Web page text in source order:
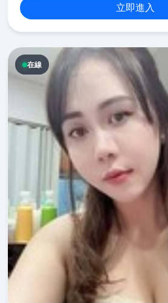
立即進入
在線